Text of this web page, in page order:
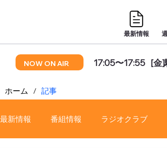
ホーム / 記事
NOW ON AIR 17:05〜17:55 [金
最新情報
最新情報 番組情報 ラジオクラブ